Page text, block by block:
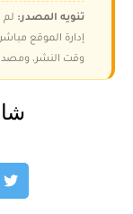
تنويه المصدر: لم
إدارة الموقع
وقت النشر،